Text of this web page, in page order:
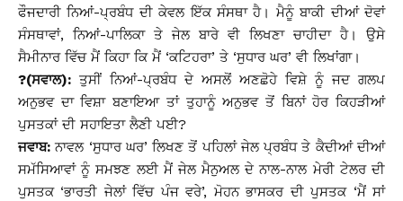
ਫੌਜਦਾਰੀ ਨਿਆਂ-ਪ੍ਰਬੰਧ ਦੀ ਕੇਵਲ ਇੱਕ ਸੰਸਥਾ ਹੈ। ਮੈਨੂੰ ਬਾਕੀ ਦੀਆਂ ਦੋਵਾਂ
ਸੰਸਥਾਵਾਂ, ਨਿਆਂ-ਪਾਲਿਕਾ ਤੇ ਜੇਲ ਬਾਰੇ ਵੀ ਲਿਖਣਾ ਚਾਹੀਦਾ ਹੈ। ਉਸੇ
ਸੈਮੀਨਾਰ ਵਿੱਚ ਮੈਂ ਕਿਹਾ ਕਿ ਮੈਂ ‘ਕਟਿਹਰਾ’ ਤੇ ‘ਸੁਧਾਰ ਘਰ’ ਵੀ ਲਿਖਾਂਗਾ।
?(ਸਵਾਲ): ਤੁਸੀਂ ਨਿਆਂ-ਪ੍ਰਬੰਧ ਦੇ ਅਸਲੋਂ ਅਣਛੋਹੇ ਵਿਸ਼ੇ ਨੂੰ ਜਦ ਗਲਪ
ਅਨੁਭਵ ਦਾ ਵਿਸ਼ਾ ਬਣਾਇਆ ਤਾਂ ਤੁਹਾਨੂੰ ਅਨੁਭਵ ਤੋਂ ਬਿਨਾਂ ਹੋਰ ਕਿਹੜੀਆਂ
ਪੁਸਤਕਾਂ ਦੀ ਸਹਾਇਤਾ ਲੈਣੀ ਪਈ?
ਜਵਾਬ: ਨਾਵਲ ‘ਸੁਧਾਰ ਘਰ’ ਲਿਖਣ ਤੋਂ ਪਹਿਲਾਂ ਜੇਲ ਪ੍ਰਬੰਧ ਤੇ ਕੈਦੀਆਂ ਦੀਆਂ
ਸਮੱਸਿਆਵਾਂ ਨੂੰ ਸਮਝਣ ਲਈ ਮੈਂ ਜੇਲ ਮੈਨੁਅਲ ਦੇ ਨਾਲ-ਨਾਲ ਮੇਰੀ ਟੇਲਰ ਦੀ
ਪੁਸਤਕ ‘ਭਾਰਤੀ ਜੇਲਾਂ ਵਿੱਚ ਪੰਜ ਵਰੇ’, ਮੋਹਨ ਭਾਸਕਰ ਦੀ ਪੁਸਤਕ ‘ਮੈਂ ਸਾਂ